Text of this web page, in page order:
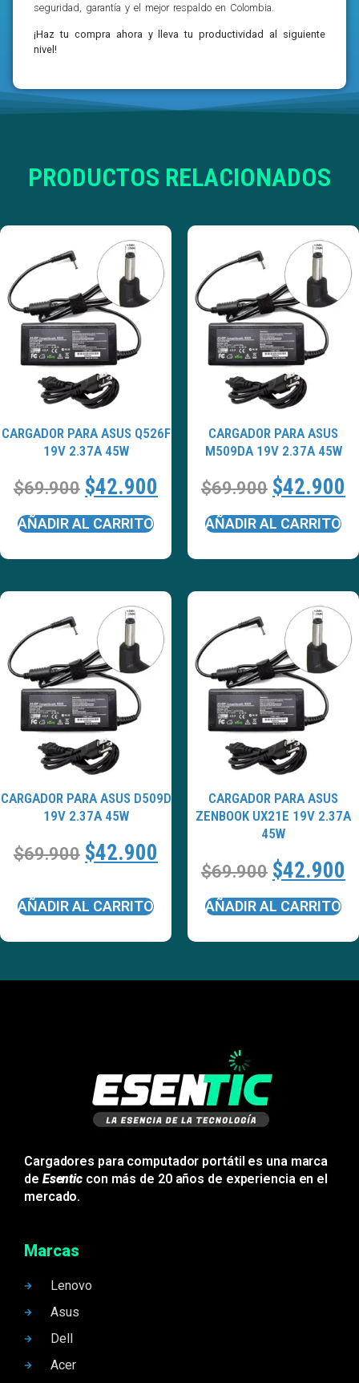
seguridad, garantía y el mejor respaldo en Colombia.
¡Haz tu compra ahora y lleva tu productividad al siguiente
nivel!
PRODUCTOS RELACIONADOS
CARGADOR PARA ASUS Q526F
19V 2.37A 45W
$69.900 $42.900
AÑADIR AL CARRITO
CARGADOR PARA ASUS
M509DA 19V 2.37A 45W
$69.900 $42.900
AÑADIR AL CARRITO
CARGADOR PARA ASUS D509D
19V 2.37A 45W
$69.900 $42.900
AÑADIR AL CARRITO
CARGADOR PARA ASUS
ZENBOOK UX21E 19V 2.37A
45W
$69.900 $42.900
AÑADIR AL CARRITO
Cargadores para computador portátil es una marca
de Esentic con más de 20 años de experiencia en el
mercado.
Marcas
Lenovo
Asus
Dell
Acer